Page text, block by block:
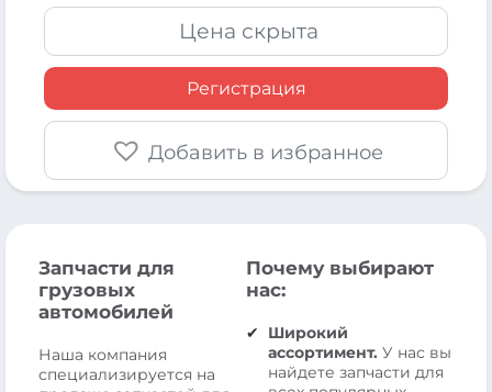
Цена скрыта
Регистрация
Добавить в избранное
Запчасти для
грузовых
автомобилей
Наша компания
специализируется на
Почему выбирают
нас:
Широкий
ассортимент. У нас вы
найдете запчасти для